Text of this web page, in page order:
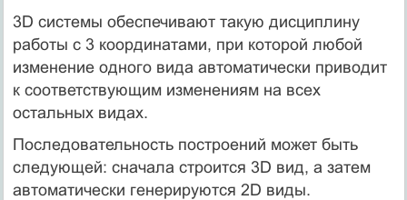
3D системы обеспечивают такую дисциплину
работы с 3 координатами, при которой любой
изменение одного вида автоматически приводит
к соответствующим изменениям на всех
остальных видах.
Последовательность построений может быть
следующей: сначала строится 3D вид, а затем
автоматически генерируются 2D виды.